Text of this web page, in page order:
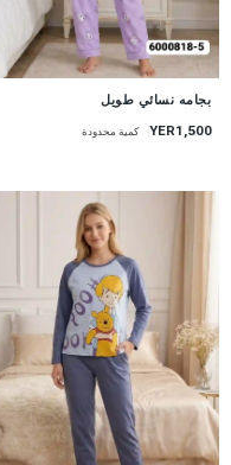
جديد
بجامه نسائي طويل
YER1,500 كمية محدودة